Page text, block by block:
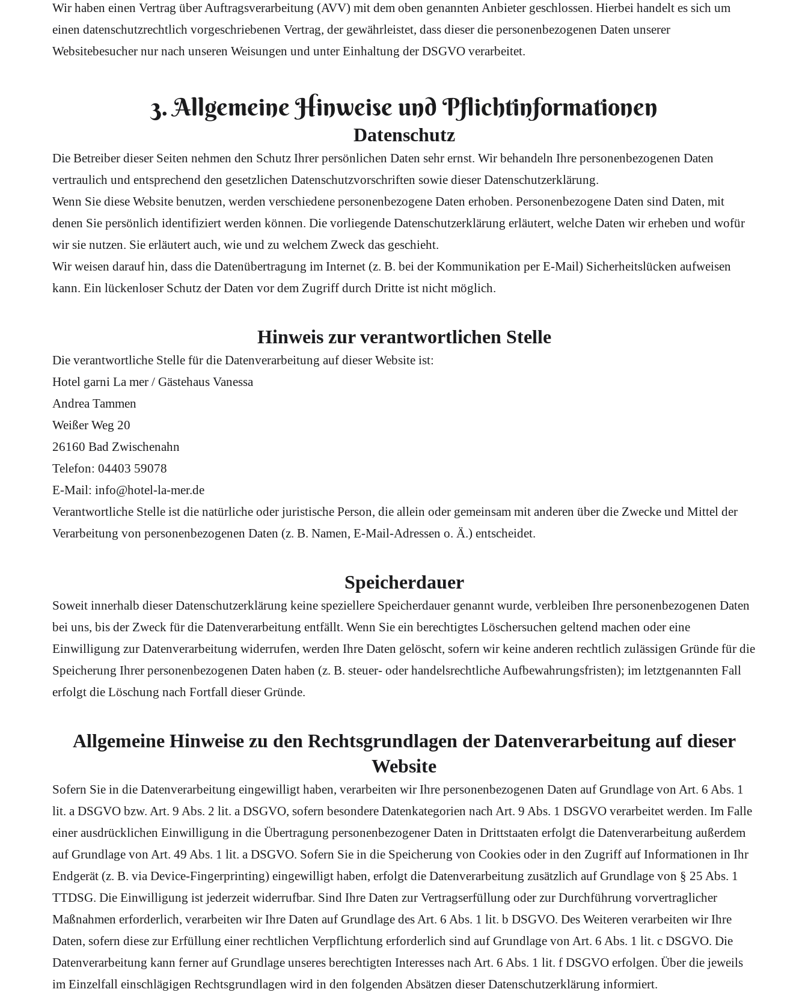
Wir haben einen Vertrag über Auftragsverarbeitung (AVV) mit dem oben genannten Anbieter geschlossen. Hierbei handelt es sich um
einen datenschutzrechtlich vorgeschriebenen Vertrag, der gewährleistet, dass dieser die personenbezogenen Daten unserer
Websitebesucher nur nach unseren Weisungen und unter Einhaltung der DSGVO verarbeitet.
3. Allgemeine Hinweise und Pflicht­informationen
Datenschutz
Die Betreiber dieser Seiten nehmen den Schutz Ihrer persönlichen Daten sehr ernst. Wir behandeln Ihre personenbezogenen Daten
vertraulich und entsprechend den gesetzlichen Datenschutzvorschriften sowie dieser Datenschutzerklärung.
Wenn Sie diese Website benutzen, werden verschiedene personenbezogene Daten erhoben. Personenbezogene Daten sind Daten, mit
denen Sie persönlich identifiziert werden können. Die vorliegende Datenschutzerklärung erläutert, welche Daten wir erheben und wofür
wir sie nutzen. Sie erläutert auch, wie und zu welchem Zweck das geschieht.
Wir weisen darauf hin, dass die Datenübertragung im Internet (z. B. bei der Kommunikation per E-Mail) Sicherheitslücken aufweisen
kann. Ein lückenloser Schutz der Daten vor dem Zugriff durch Dritte ist nicht möglich.
Hinweis zur verantwortlichen Stelle
Die verantwortliche Stelle für die Datenverarbeitung auf dieser Website ist:
Hotel garni La mer / Gästehaus Vanessa
Andrea Tammen
Weißer Weg 20
26160 Bad Zwischenahn
Telefon: 04403 59078
E-Mail: info@hotel-la-mer.de
Verantwortliche Stelle ist die natürliche oder juristische Person, die allein oder gemeinsam mit anderen über die Zwecke und Mittel der
Verarbeitung von personenbezogenen Daten (z. B. Namen, E-Mail-Adressen o. Ä.) entscheidet.
Speicherdauer
Soweit innerhalb dieser Datenschutzerklärung keine speziellere Speicherdauer genannt wurde, verbleiben Ihre personenbezogenen Daten
bei uns, bis der Zweck für die Datenverarbeitung entfällt. Wenn Sie ein berechtigtes Löschersuchen geltend machen oder eine
Einwilligung zur Datenverarbeitung widerrufen, werden Ihre Daten gelöscht, sofern wir keine anderen rechtlich zulässigen Gründe für die
Speicherung Ihrer personenbezogenen Daten haben (z. B. steuer- oder handelsrechtliche Aufbewahrungsfristen); im letztgenannten Fall
erfolgt die Löschung nach Fortfall dieser Gründe.
Allgemeine Hinweise zu den Rechtsgrundlagen der Datenverarbeitung auf dieser
Website
Sofern Sie in die Datenverarbeitung eingewilligt haben, verarbeiten wir Ihre personenbezogenen Daten auf Grundlage von Art. 6 Abs. 1
lit. a DSGVO bzw. Art. 9 Abs. 2 lit. a DSGVO, sofern besondere Datenkategorien nach Art. 9 Abs. 1 DSGVO verarbeitet werden. Im Falle
einer ausdrücklichen Einwilligung in die Übertragung personenbezogener Daten in Drittstaaten erfolgt die Datenverarbeitung außerdem
auf Grundlage von Art. 49 Abs. 1 lit. a DSGVO. Sofern Sie in die Speicherung von Cookies oder in den Zugriff auf Informationen in Ihr
Endgerät (z. B. via Device-Fingerprinting) eingewilligt haben, erfolgt die Datenverarbeitung zusätzlich auf Grundlage von § 25 Abs. 1
TTDSG. Die Einwilligung ist jederzeit widerrufbar. Sind Ihre Daten zur Vertragserfüllung oder zur Durchführung vorvertraglicher
Maßnahmen erforderlich, verarbeiten wir Ihre Daten auf Grundlage des Art. 6 Abs. 1 lit. b DSGVO. Des Weiteren verarbeiten wir Ihre
Daten, sofern diese zur Erfüllung einer rechtlichen Verpflichtung erforderlich sind auf Grundlage von Art. 6 Abs. 1 lit. c DSGVO. Die
Datenverarbeitung kann ferner auf Grundlage unseres berechtigten Interesses nach Art. 6 Abs. 1 lit. f DSGVO erfolgen. Über die jeweils
im Einzelfall einschlägigen Rechtsgrundlagen wird in den folgenden Absätzen dieser Datenschutzerklärung informiert.